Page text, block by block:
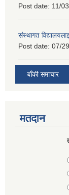
Post date: 11/
संस्थागत
Post date: 07/
बाँकी समाचार
मतदान